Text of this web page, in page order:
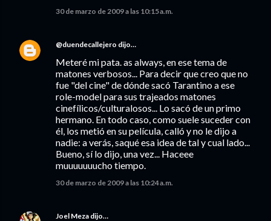
30 de marzo de 2009 a las 10:15 a.m.
@duendecallejero dijo…
Meteré mi pata. as always, en ese tema de
matones verbosos... Para decir que creo que no
fue "del cine" de dónde sacó Tarantino a ese
role-model para sus trajeados matones
cinefílicos/culturalosos... Lo sacó de un primo
hermano. En todo caso, como suele suceder con
él, los metió en su película, calló y no le dijo a
nadie: a verás, saqué esa idea de tal y cual lado...
Bueno, sí lo dijo, una vez... Haceee
muuuuuuucho tiempo.
30 de marzo de 2009 a las 10:24 a.m.
Joel Meza dijo…